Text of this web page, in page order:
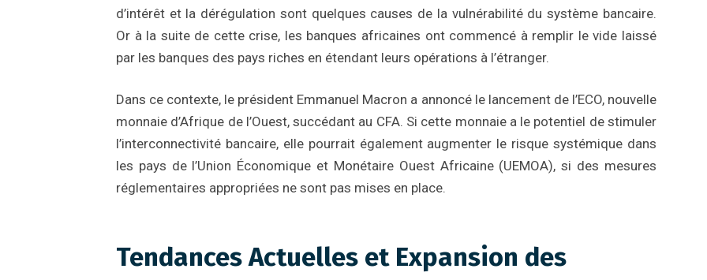
d’intérêt et la dérégulation sont quelques causes de la vulnérabilité du système bancaire.
Or à la suite de cette crise, les banques africaines ont commencé à remplir le vide laissé
par les banques des pays riches en étendant leurs opérations à l’étranger.
Dans ce contexte, le président Emmanuel Macron a annoncé le lancement de l’ECO, nouvelle
monnaie d’Afrique de l’Ouest, succédant au CFA. Si cette monnaie a le potentiel de stimuler
l’interconnectivité bancaire, elle pourrait également augmenter le risque systémique dans
les pays de l’Union Économique et Monétaire Ouest Africaine (UEMOA), si des mesures
réglementaires appropriées ne sont pas mises en place.
Tendances Actuelles et Expansion des
Gestion des Risques
Normes et Importance de la
Cartographie des Risques pour la
Le Financement des Startups :
Défis et Perspectives
Rétrospective réglementaire
2025